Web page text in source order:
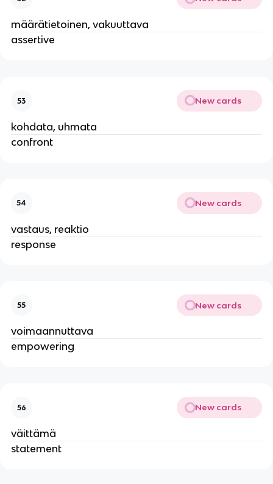
määrätietoinen, vakuuttava
assertive
53 New cards
kohdata, uhmata
confront
54 New cards
vastaus, reaktio
response
55 New cards
voimaannuttava
empowering
56 New cards
väittämä
statement